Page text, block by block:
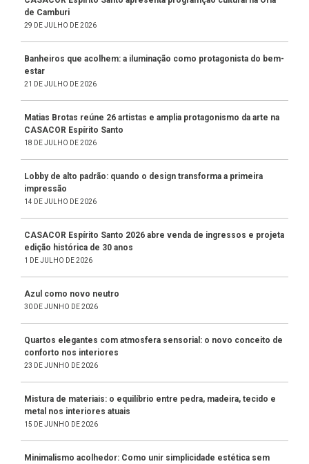
de Camburi
29 DE JULHO DE 2026
Banheiros que acolhem: a iluminação como protagonista do bem-
estar
21 DE JULHO DE 2026
Matias Brotas reúne 26 artistas e amplia protagonismo da arte na
CASACOR Espírito Santo
18 DE JULHO DE 2026
Lobby de alto padrão: quando o design transforma a primeira
impressão
14 DE JULHO DE 2026
CASACOR Espírito Santo 2026 abre venda de ingressos e projeta
edição histórica de 30 anos
1 DE JULHO DE 2026
Azul como novo neutro
30 DE JUNHO DE 2026
Quartos elegantes com atmosfera sensorial: o novo conceito de
conforto nos interiores
23 DE JUNHO DE 2026
Mistura de materiais: o equilíbrio entre pedra, madeira, tecido e
metal nos interiores atuais
15 DE JUNHO DE 2026
Minimalismo acolhedor: Como unir simplicidade estética sem